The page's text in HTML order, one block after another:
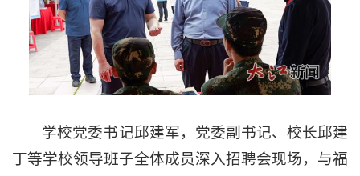
学校党委书记邱建军，党委副书记、校长邱建
丁等学校领导班子全体成员深入招聘会现场，与福